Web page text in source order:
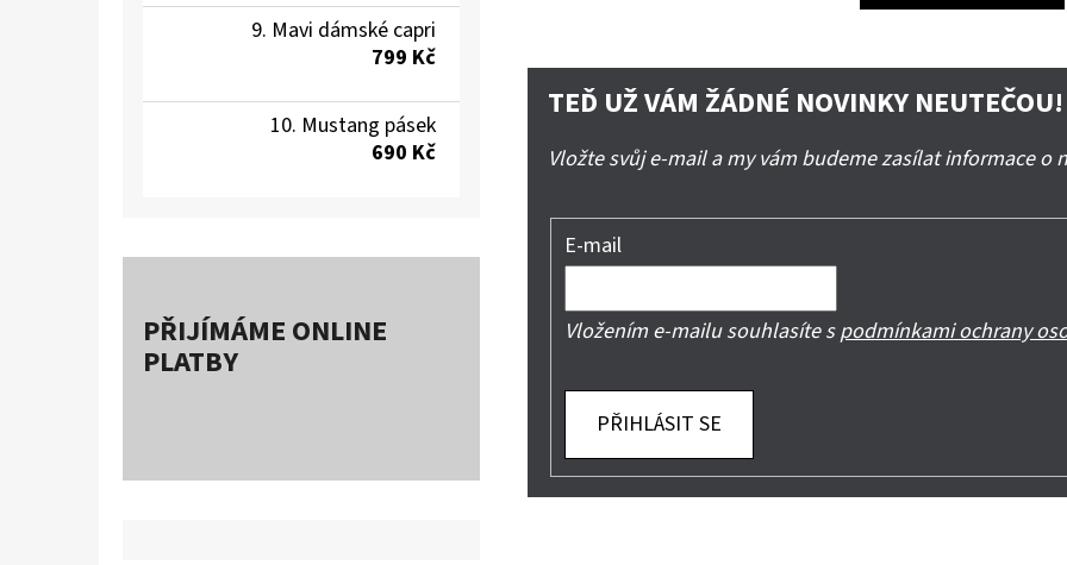
Mavi dámské capri
799 Kč
Mustang pásek
690 Kč
PŘIJÍMÁME ONLINE
PLATBY
TEĎ UŽ VÁM ŽÁDNÉ NOVINKY NEUTEČOU!
Vložte svůj e-mail a my vám budeme zasílat informace
E-mail
Vložením e-mailu souhlasíte spodmínkami ochrany
PŘIHLÁSIT SE